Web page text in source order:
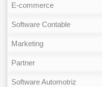
E-commerce
Software Contable
Marketing
Partner
Software Automotriz